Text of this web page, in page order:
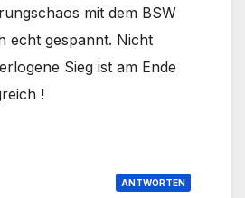
mit dem BSW
echt gespannt. Nicht
Sieg ist am Ende
!
ANTWORTEN